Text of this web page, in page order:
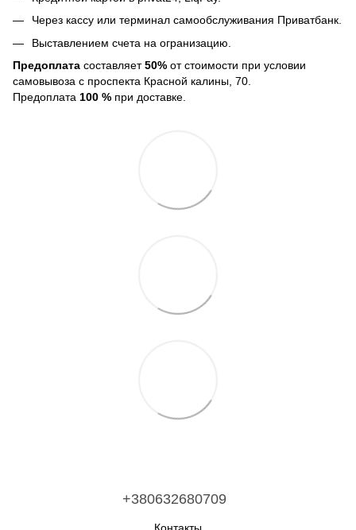
Через кассу или терминал самообслуживания Приватбанк.
Выставлением счета на огранизацию.
Предоплата составляет50% от стоимости при условии
самовывоза с проспекта Красной калины, 70.
Предоплата 100 % при доставке.
+380632680709